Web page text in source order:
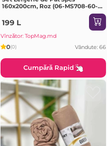
160x200cm, Roz (06-MS708-60-
199 L
Vînzător: TopMag.md
0(0) Vândute: 66
Cumpără Rapid